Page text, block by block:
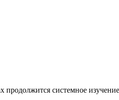
системное